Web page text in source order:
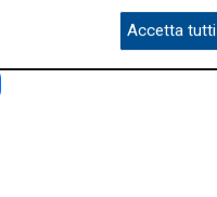
Accetta tutti